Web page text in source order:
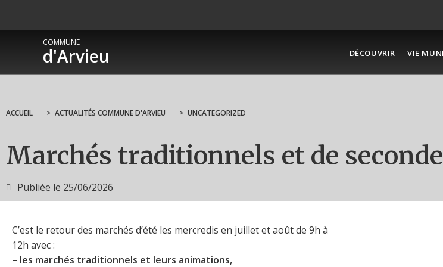
COMMUNE
d'Arvieu DÉCOUVRIR VIE
ACCUEIL > ACTUALITÉS COMMUNE D'ARVIEU > UNCATEGORIZED
Marchés traditionnels et de
Publiée le 25/06/2026
C’est le retour des marchés d’été les mercredis en juillet et août de 9h à
12h avec :
– les marchés traditionnels et leurs animations,